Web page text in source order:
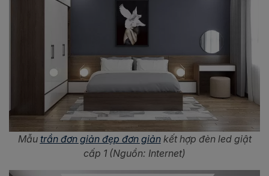
Mẫu trần đơn giản đẹp đơn giảnkết hợp đèn led giật
cấp 1 (Nguồn: Internet)